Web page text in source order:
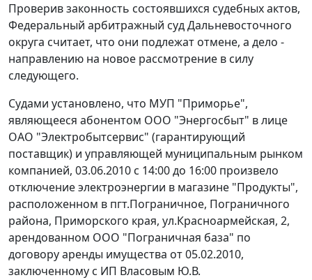
Проверив законность состоявшихся судебных актов,
Федеральный арбитражный суд Дальневосточного
округа считает, что они подлежат отмене, а дело -
направлению на новое рассмотрение в силу
следующего.
Судами установлено, что МУП "Приморье",
являющееся абонентом ООО "Энергосбыт" в лице
ОАО "Электробытсервис" (гарантирующий
поставщик) и управляющей муниципальным рынком
компанией, 03.06.2010 с 14:00 до 16:00 произвело
отключение электроэнергии в магазине "Продукты",
расположенном в пгт.Пограничное, Пограничного
района, Приморского края, ул.Красноармейская, 2,
арендованном ООО "Пограничная база" по
договору аренды имущества от 05.02.2010,
заключенному с ИП Власовым Ю.В.